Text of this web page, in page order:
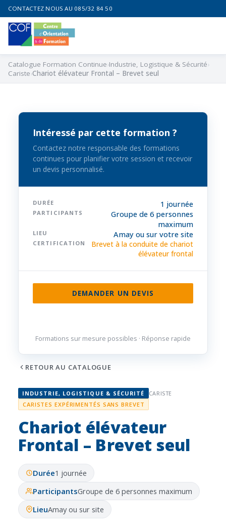
CONTACTEZ NOUS AU 085/32 84 50
Catalogue Formation Continue Industrie, Logistique & Sécurité
Cariste Chariot élévateur Frontal – Brevet seul
INDUSTRIE, LOGISTIQUE & SÉCURITÉ
CARISTE
CARISTES EXPÉRIMENTÉS SANS BREVET
Chariot élévateur
Frontal – Brevet seul
Durée1 journée
ParticipantsGroupe de 6 personnes maximum
LieuAmay ou sur site
Intéressé par cette formation ?
Contactez notre responsable des formations
continues pour planifier votre session et recevoir
un devis personnalisé.
DURÉE 1 journée
PARTICIPANTS
Groupe de 6 personnes
maximum
LIEU Amay ou sur votre site
CERTIFICATION
Brevet à la conduite de chariot
élévateur frontal
DEMANDER UN DEVIS
Formations sur mesure possibles · Réponse rapide
RETOUR AU CATALOGUE